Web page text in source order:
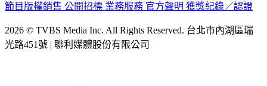
節目版權銷售 公開招標 業務服務 官方聲明 獲獎紀錄／認證
2026 © TVBS Media Inc. All Rights Reserved. 台北市內湖區瑞
光路451號 | 聯利媒體股份有限公司